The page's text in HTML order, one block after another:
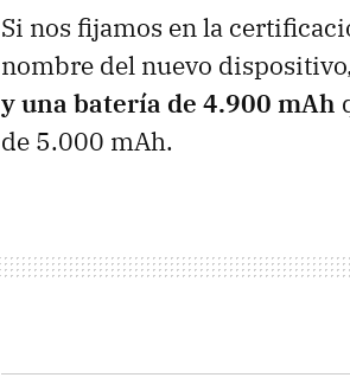
Si nos fijamos en la
nombre del nuevo
y una batería de 4.900 mAh
de 5.000 mAh.